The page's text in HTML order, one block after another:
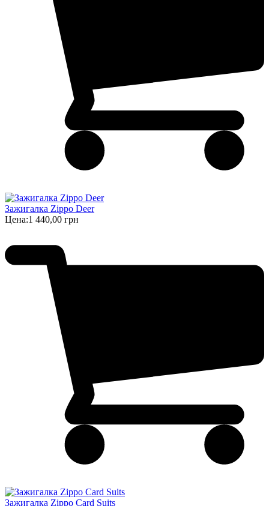
Зажигалка Zippo Deer
Цена:1 440,00 грн
Зажигалка Zippo Card Suits